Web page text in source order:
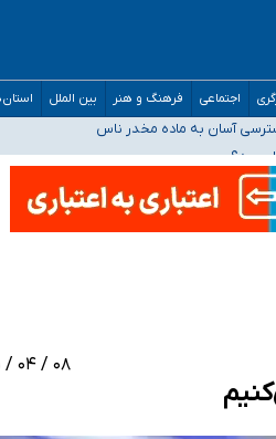
اجتماعی فرهنگ و هنر بین الملل
امارات در کشور/ درباره محصلان
آسان به ماده مخدر ناس
به کجا رسید؟
خود را برای اداره کشور ارائه کنند
۰۸ / ۰۴ / ۱۴۰۵ - ۲۳:۴۴:۱۴